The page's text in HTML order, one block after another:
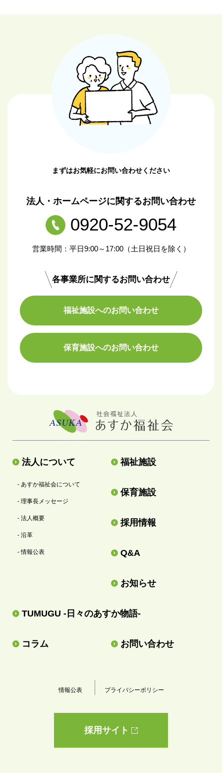
まずはお気軽にお問い合わせください
法人・ホームページに関するお問い合わせ
0920-52-9054
営業時間：平日9:00～17:00（土日祝日を除く）
各事業所に関するお問い合わせ
福祉施設へのお問い合わせ
保育施設へのお問い合わせ
法人について
- あすか福祉会について
- 理事長メッセージ
- 法人概要
- 沿革
- 情報公表
福祉施設
保育施設
採用情報
Q&A
お知らせ
TUMUGU -日々のあすか物語-
コラム お問い合わせ
情報公表 プライバシーポリシー
採用サイト